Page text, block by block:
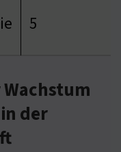
5
der